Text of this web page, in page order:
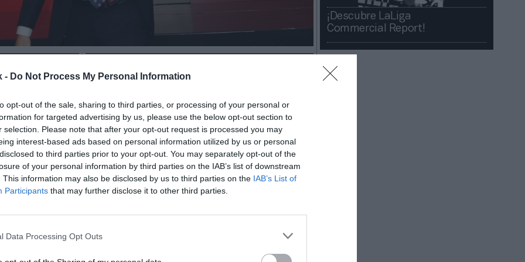
- Do Not Process My Personal Information
opt-out of the sale, sharing to third parties, or processing of your personal or
for targeted advertising by us, please use the below opt-out section to
selection. Please note that after your opt-out request is processed you may
interest-based ads based on personal information utilized by us or personal
to third parties prior to your opt-out. You may separately opt-out of the
of your personal information by third parties on the IAB’s list of downstream
This information may also be disclosed by us to third parties on the IAB’s List of
Participants that may further disclose it to other third parties.
Data Processing Opt Outs
Española de Fútbol (Rfef) cuenta con tres nuevos
rector del fútbol español ha incorporado a su junta
Laporta, en su calidad de nuevo presidente del FC
a las deportistas Laura del Río, exfutbolista e
y la nadadora Thais Henríquez, doble medallista
equipo de natación sincronizada.
formarán parte del Observatorio para la Igualdad,
Valentín, campeona del mundo de halterofilia; junto al
¡Descubre LaLiga
Commercial Report!​​